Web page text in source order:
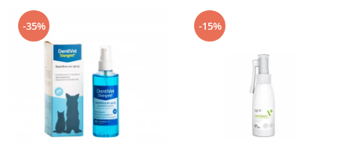
-35% -15%